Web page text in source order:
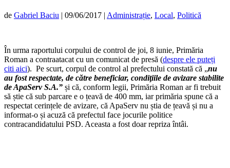
de Gabriel Baciu | 09/06/2017 | Administrație, Local, Politică
În urma raportului corpului de control de joi, 8 iunie, Primăria
Roman a contraatacat cu un comunicat de presă (despre ele puteți
citi aici). Pe scurt, corpul de control al prefectului constată că „nu
au fost respectate, de către beneficiar, condiţiile de avizare stabilite
de ApaServ S.A.” și că, conform legii, Primăria Roman ar fi trebuit
să știe că sub parcare e o țeavă de 400 mm, iar primăria spune că a
respectat cerințele de avizare, că ApaServ nu știa de țeavă și nu a
informat-o și acuză că prefectul face jocurile politice
contracandidatului PSD. Aceasta a fost doar repriza întâi.